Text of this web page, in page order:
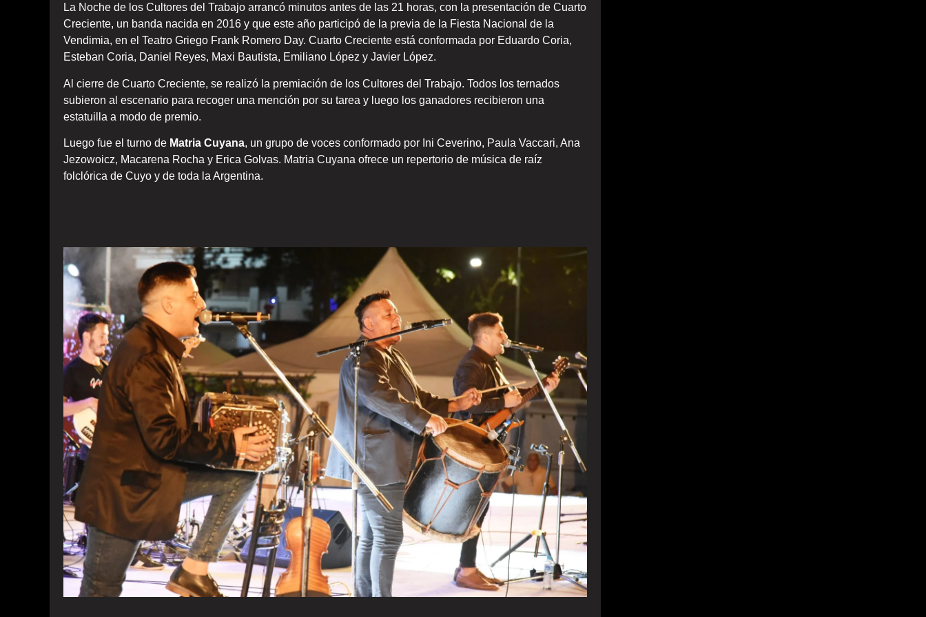
La Noche de los Cultores del Trabajo arrancó minutos antes de las 21 horas, con la presentación de Cuarto
Creciente, un banda nacida en 2016 y que este año participó de la previa de la Fiesta Nacional de la
Vendimia, en el Teatro Griego Frank Romero Day. Cuarto Creciente está conformada por Eduardo Coria,
Esteban Coria, Daniel Reyes, Maxi Bautista, Emiliano López y Javier López.
Al cierre de Cuarto Creciente, se realizó la premiación de los Cultores del Trabajo. Todos los ternados
subieron al escenario para recoger una mención por su tarea y luego los ganadores recibieron una
estatuilla a modo de premio.
Luego fue el turno de Matria Cuyana, un grupo de voces conformado por Ini Ceverino, Paula Vaccari, Ana
Jezowoicz, Macarena Rocha y Erica Golvas. Matria Cuyana ofrece un repertorio de música de raíz
folclórica de Cuyo y de toda la Argentina.